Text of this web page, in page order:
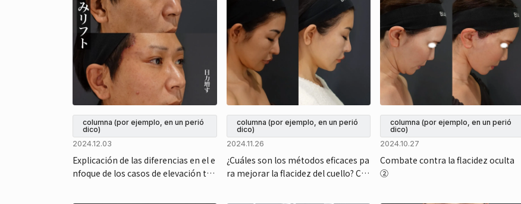
columna (por ejemplo, en un perió
dico)
2024.12.03
Explicación de las diferencias en el e
nfoque de los casos de elevación te
columna (por ejemplo, en un perió
dico)
2024.11.26
¿Cuáles son los métodos eficaces pa
ra mejorar la flacidez del cuello? Ca
columna (por ejemplo, en un perió
dico)
2024.10.27
Combate contra la flacidez oculta
②